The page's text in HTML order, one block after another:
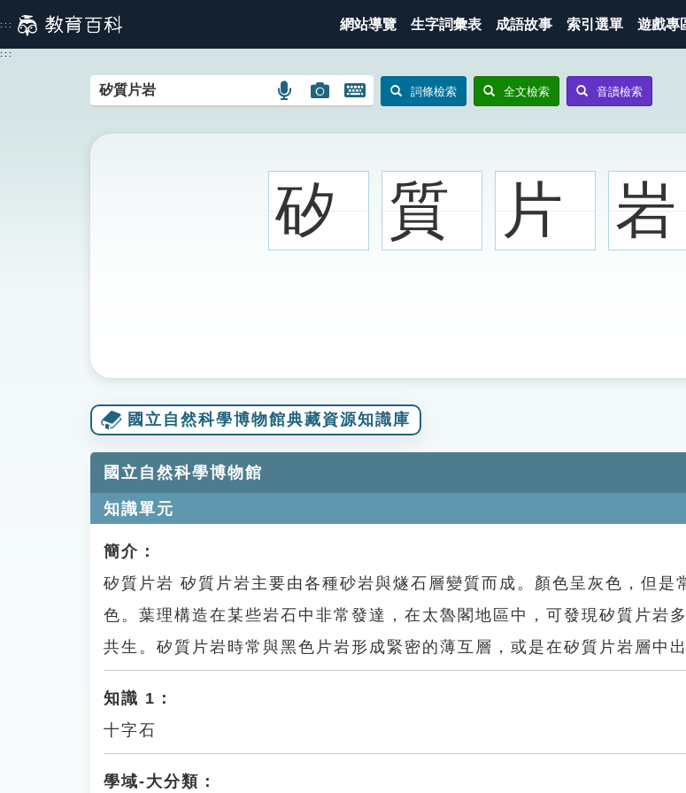
到
主
::: 網站導覽 生字詞彙表 成語故事 索引選單 遊戲專
:::
語
搜
圖
示
圖
搜
圖
示
開
鍵
圖
詞條檢索 全文檢索 音讀檢索
矽 質 片 岩
國立自然科學博物館典藏資源知識庫
國立自然科學博物館
知識單元
簡介：
矽質片岩 矽質片岩主要由各種砂岩與燧石層變質而成。顏色呈灰色，但是
色。葉理構造在某些岩石中非常發達，在太魯閣地區中，可發現矽質片岩
共生。矽質片岩時常與黑色片岩形成緊密的薄互層，或是在矽質片岩層中
知識 1：
十字石
學域-大分類：